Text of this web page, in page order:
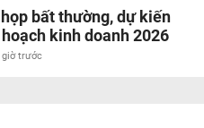
bất thường, dự kiến
kinh doanh 2026
giờ trước